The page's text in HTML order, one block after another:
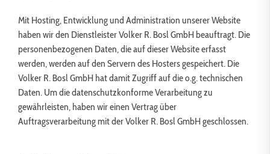
Mit Hosting, Entwicklung und Administration unserer Website
haben wir den Dienstleister Volker R. Bosl GmbH beauftragt. Die
personenbezogenen Daten, die auf dieser Website erfasst
werden, werden auf den Servern des Hosters gespeichert. Die
Volker R. Bosl GmbH hat damit Zugriff auf die o.g. technischen
Daten. Um die datenschutzkonforme Verarbeitung zu
gewährleisten, haben wir einen Vertrag über
Auftragsverarbeitung mit der Volker R. Bosl GmbH geschlossen.